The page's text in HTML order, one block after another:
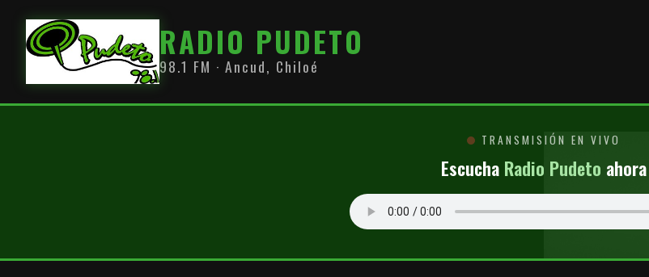
RADIO PUDETO
98.1 FM · Ancud, Chiloé
TRANSMISIÓN EN VIVO
Escucha Radio Pudeto ahora